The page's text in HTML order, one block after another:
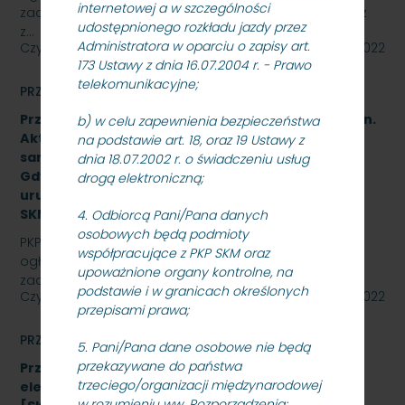
internetowej a w szczególności
udostępnionego rozkładu jazdy przez
Administratora w oparciu o zapisy art.
173 Ustawy z dnia 16.07.2004 r. - Prawo
telekomunikacyjne;
b) w celu zapewnienia bezpieczeństwa
na podstawie art. 18, oraz 19 Ustawy z
dnia 18.07.2002 r. o świadczeniu usług
drogą elektroniczną;
4. Odbiorcą Pani/Pana danych
osobowych będą podmioty
współpracujące z PKP SKM oraz
upoważnione organy kontrolne, na
podstawie i w granicach określonych
przepisami prawa;
5. Pani/Pana dane osobowe nie będą
przekazywane do państwa
trzeciego/organizacji międzynarodowej
zadania pn.: „Modernizacja dźwigów osobowych wraz
z…
Czytaj dalej
21 listopada 2022
PRZETARGI
Przetarg nieograniczony na wykonanie zadania pn.
Aktualizacja dokumentacji projektowej i budowa
samoczynnej blokady liniowej na odcinku Sopot –
Gdynia Orłowo wraz z wdrożeniem, rozruchem i
uruchomieniem urządzeń i systemów -
SKMMU.086.38.22.
PKP SZYBKA KOLEJ MIEJSKA W TRÓJMIEŚCIE Sp. z o.o.
ogłasza przetarg nieograniczony na wykonanie
zadania pn. Aktualizacja dokumentacji projektowej i…
Czytaj dalej
08 listopada 2022
PRZETARGI
Przetarg nieograniczony na zakup energii
elektrycznej nietrakcyjnej na rok 2023